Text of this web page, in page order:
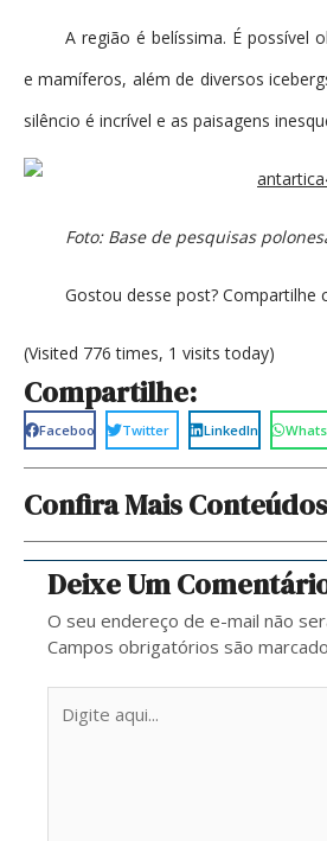
A região é belíssima. É possível
e mamíferos, além de diversos
silêncio é incrível e as paisagens
Foto: Base de pesquisas
Gostou desse post? Compartilhe
(Visited 776 times, 1 visits today)
Compartilhe:
Facebook Twitter LinkedIn
Confira Mais
Deixe Um
O seu endereço de e-mail não
Campos obrigatórios são
aqui...